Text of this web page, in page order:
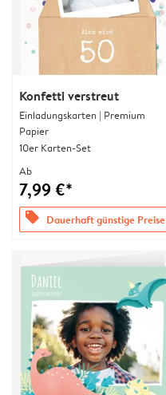
Konfetti verstreut
Einladungskarten | Premium
Papier
10er Karten-Set
Ab
7,99 €*
offers Dauerhaft günstige Preise